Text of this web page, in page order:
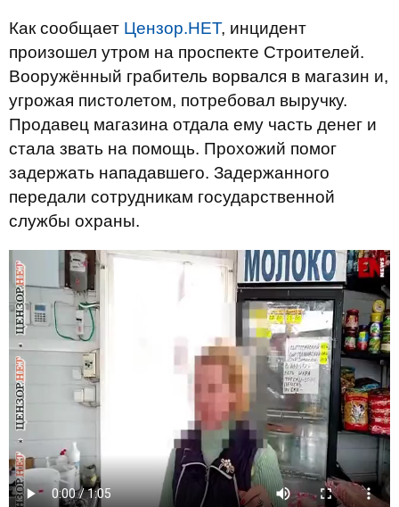
Как сообщает Цензор.НЕТ, инцидент
произошел утром на проспекте Строителей.
Вооружённый грабитель ворвался в магазин и,
угрожая пистолетом, потребовал выручку.
Продавец магазина отдала ему часть денег и
стала звать на помощь. Прохожий помог
задержать нападавшего. Задержанного
передали сотрудникам государственной
службы охраны.